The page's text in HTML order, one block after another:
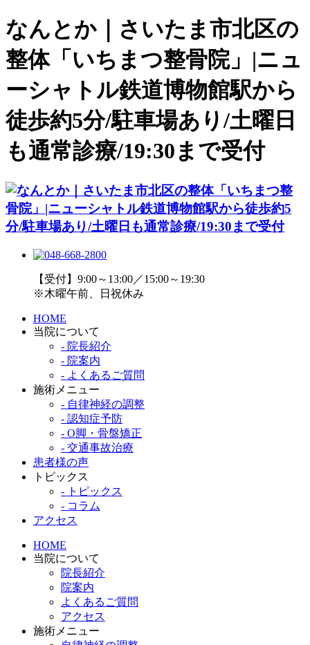
なんとか｜さいたま市北区の
整体「いちまつ整骨院」|ニュ
ーシャトル鉄道博物館駅から
徒歩約5分/駐車場あり/土曜日
も通常診療/19:30まで受付
【受付】9:00～13:00／15:00～19:30
※木曜午前、日祝休み
HOME
当院について
- 院長紹介
- 院案内
- よくあるご質問
施術メニュー
- 自律神経の調整
- 認知症予防
- O脚・骨盤矯正
- 交通事故治療
患者様の声
トピックス
- トピックス
- コラム
アクセス
HOME
当院について
院長紹介
院案内
よくあるご質問
アクセス
施術メニュー